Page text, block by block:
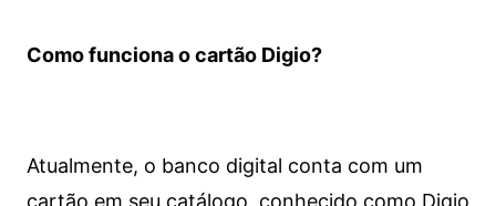
Como funciona o cartão Digio?
Atualmente, o banco digital conta com um
cartão em seu catálogo, conhecido como Digio